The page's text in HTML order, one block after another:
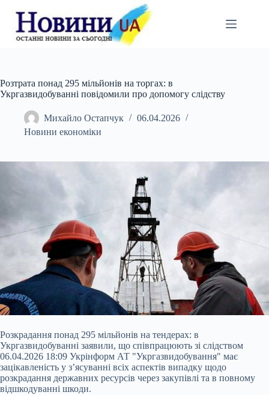
вмісту
Розтрата понад 295 мільйонів на торгах: в
Укргазвидобуванні повідомили про допомогу слідству
Михайло Остапчук
06.04.2026
Новини економіки
Розкрадання понад 295 мільйонів на тендерах: в
Укргазвидобуванні заявили, що співпрацюють зі слідством
06.04.2026 18:09 Укрінформ АТ "Укргазвидобування" має
зацікавленість у з’ясуванні всіх аспектів випадку щодо
розкрадання державних ресурсів через закупівлі та в повному
відшкодуванні шкоди.